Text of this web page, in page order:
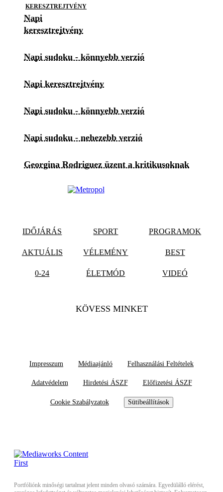
KERESZTREJTVÉNY
Napi
keresztrejtvény
Napi sudoku - könnyebb verzió
Napi keresztrejtvény
Napi sudoku - könnyebb verzió
Napi sudoku - nehezebb verzió
Georgina Rodriguez üzent a kritikusoknak
IDŐJÁRÁS SPORT PROGRAMOK
AKTUÁLIS VÉLEMÉNY BEST
0-24 ÉLETMÓD VIDEÓ
KÖVESS MINKET
Impresszum Médiaajánló Felhasználási Feltételek
Adatvédelem Hirdetési ÁSZF Előfizetési ÁSZF
Cookie Szabályzatok Sütibeállítások
Portfóliónk minőségi tartalmat jelent minden olvasó számára. Egyedülálló elérést,